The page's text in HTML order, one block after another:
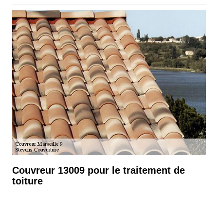
Couvreur 13009 pour le traitement de
toiture